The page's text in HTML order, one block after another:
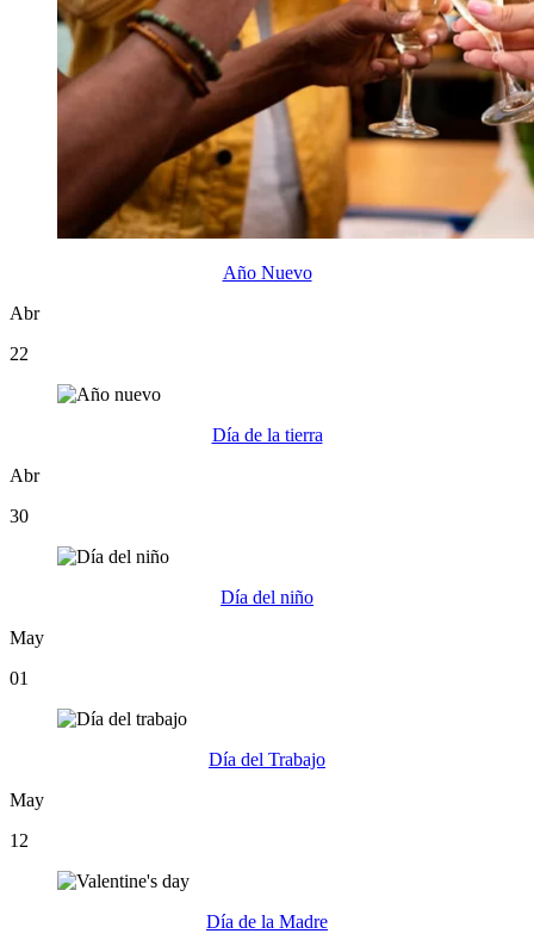
Año Nuevo
Abr
22
Día de la tierra
Abr
30
Día del niño
May
01
Día del Trabajo
May
12
Día de la Madre